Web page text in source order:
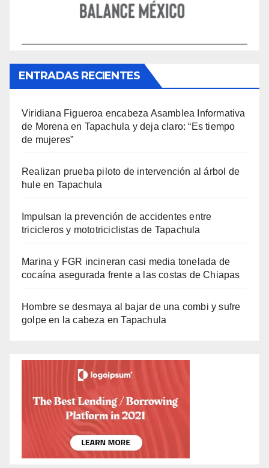
ENTRADAS RECIENTES
Viridiana Figueroa encabeza Asamblea Informativa
de Morena en Tapachula y deja claro: “Es tiempo
de mujeres”
Realizan prueba piloto de intervención al árbol de
hule en Tapachula
Impulsan la prevención de accidentes entre
tricicleros y mototriciclistas de Tapachula
Marina y FGR incineran casi media tonelada de
cocaína asegurada frente a las costas de Chiapas
Hombre se desmaya al bajar de una combi y sufre
golpe en la cabeza en Tapachula